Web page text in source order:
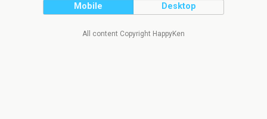
Mobile Desktop
All content Copyright HappyKen